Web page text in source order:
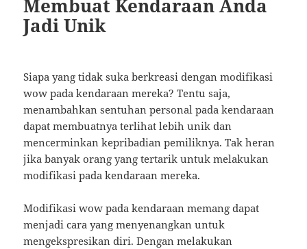
Membuat Kendaraan Anda
Jadi Unik
Siapa yang tidak suka berkreasi dengan modifikasi
wow pada kendaraan mereka? Tentu saja,
menambahkan sentuhan personal pada kendaraan
dapat membuatnya terlihat lebih unik dan
mencerminkan kepribadian pemiliknya. Tak heran
jika banyak orang yang tertarik untuk melakukan
modifikasi pada kendaraan mereka.
Modifikasi wow pada kendaraan memang dapat
menjadi cara yang menyenangkan untuk
mengekspresikan diri. Dengan melakukan